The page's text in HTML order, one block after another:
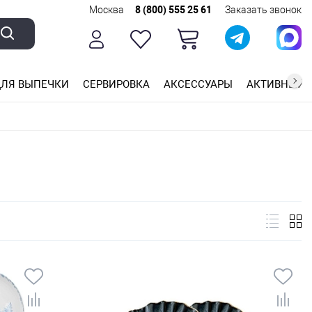
Москва 8 (800) 555 25 61 Заказать звонок
ВЫПЕЧКИ СЕРВИРОВКА АКСЕССУАРЫ АКТИВНЫЙ